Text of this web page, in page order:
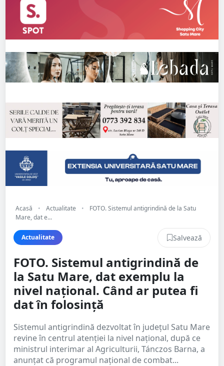
Acasă • Actualitate •
FOTO. Sistemul antigrindină de la Satu
Mare, dat e...
Actualitate Salvează
FOTO. Sistemul antigrindină de
la Satu Mare, dat exemplu la
nivel național. Când ar putea fi
dat în folosință
Sistemul antigrindină dezvoltat în județul Satu Mare
revine în centrul atenției la nivel național, după ce
ministrul interimar al Agriculturii, Tánczos Barna, a
anunțat că programul național de combat...